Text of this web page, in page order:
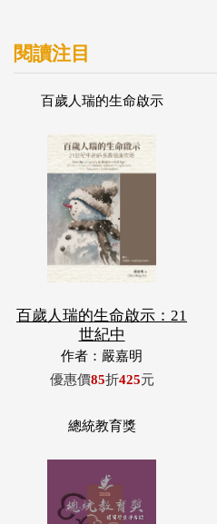
閱讀注目
百歲人瑞的生命啟示
百歲人瑞的生命啟示：21
世紀中
作者：嚴嘉明
優惠價85折425元
總統教育獎